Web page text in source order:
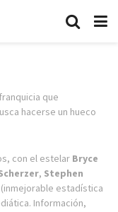
que
hacerse un hueco
con el estelar Bryce
, Stephen
(inmejorable estadística
Información,